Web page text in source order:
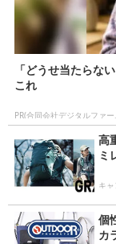
「どうせ当たらな
これ
PR(合同会社デジタルファ
高
ミ
キ
個
カ